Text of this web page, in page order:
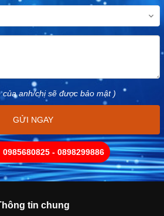
của anh/chị sẽ được bảo mật )
GỬI NGAY
0985680825 - 0898299886
tin chung